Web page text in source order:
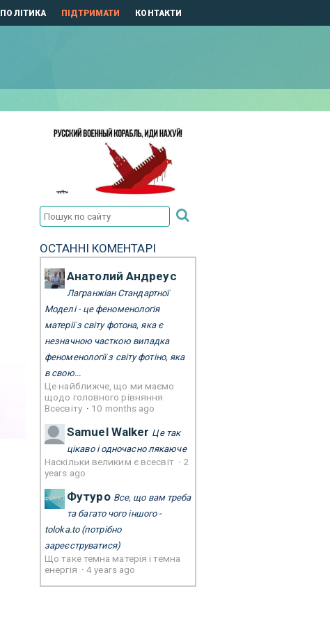
ПОЛІТИКА ПІДТРИМАТИ КОНТАКТИ
ОСТАННІ КОМЕНТАРІ
Анатолий Андреус
Лагранжіан Стандартної
Моделі - це феноменологія
матерії з світу фотона, яка є
незначною часткою випадка
феноменології з світу фотіно, яка
в свою...
Це найближче, що ми маємо
щодо головного рівняння
Всесвіту · 10 months ago
Samuel Walker Це так
цікаво і одночасно лякаюче
Наскільки великим є всесвіт · 2
years ago
Футуро Все, що вам треба
та багато чого іншого -
toloka.to(потрібно
зареєструватися)
Що таке темна матерія і темна
енергія ·4 years ago